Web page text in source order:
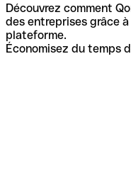
Découvrez comment
des entreprises grâce
plateforme.
Économisez du temps